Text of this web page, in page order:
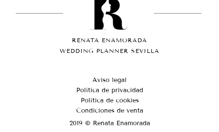
RENATA ENAMORADA
WEDDING PLANNER SEVILLA
Aviso legal
Política de privacidad
Política de cookies
Condiciones de venta
2019 © Renata Enamorada